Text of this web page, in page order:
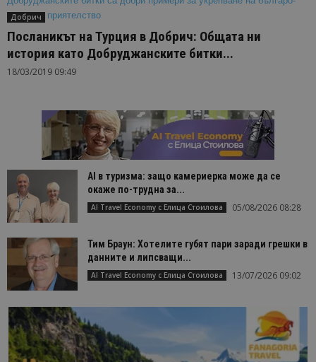
Добрич
Посланикът на Турция в Добрич: Общата ни
история като Добруджанските битки...
18/03/2019 09:49
AI в туризма: защо камериерка може да се
окаже по-трудна за...
AI Travel Economy с Елица Стоилова 05/08/2026 08:28
Тим Браун: Хотелите губят пари заради грешки в
данните и липсващи...
AI Travel Economy с Елица Стоилова 13/07/2026 09:02